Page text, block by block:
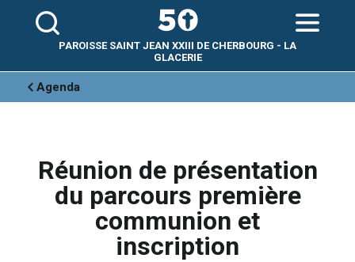
personnels
PAROISSE SAINT JEAN XXIII DE CHERBOURG - LA
GLACERIE
Agenda
Réunion de présentation
du parcours première
communion et
inscription